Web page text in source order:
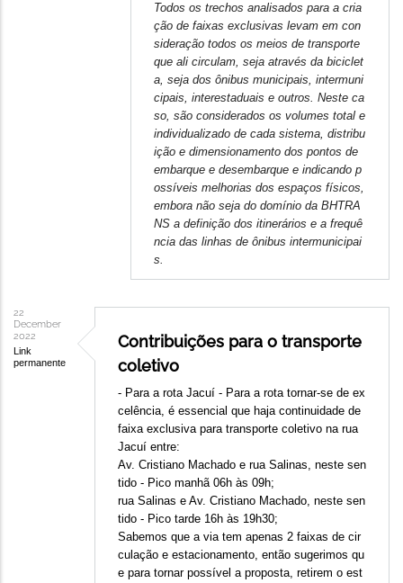
Todos os trechos analisados para a cria
ção de faixas exclusivas levam em con
sideração todos os meios de transporte
que ali circulam, seja através da biciclet
a, seja dos ônibus municipais, intermuni
cipais, interestaduais e outros. Neste ca
so, são considerados os volumes total e
individualizado de cada sistema, distribu
ição e dimensionamento dos pontos de
embarque e desembarque e indicando p
ossíveis melhorias dos espaços físicos,
embora não seja do domínio da BHTRA
NS a definição dos itinerários e a frequê
ncia das linhas de ônibus intermunicipai
s.
22
December
2022
Link
permanente
Contribuições para o transporte
coletivo
- Para a rota Jacuí - Para a rota tornar-se de ex
celência, é essencial que haja continuidade de
faixa exclusiva para transporte coletivo na rua
Jacuí entre:
Av. Cristiano Machado e rua Salinas, neste sen
tido - Pico manhã 06h às 09h;
rua Salinas e Av. Cristiano Machado, neste sen
tido - Pico tarde 16h às 19h30;
Sabemos que a via tem apenas 2 faixas de cir
culação e estacionamento, então sugerimos qu
e para tornar possível a proposta, retirem o est